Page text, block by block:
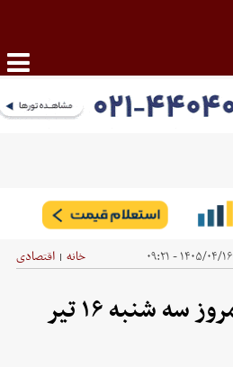
۱۴۰۵/۰۴/۱۶ - ۰۹:۲۱ خانه | اقتصادی
قیمت لیر ترکیه امروز سه شنبه ۱۶ تیر